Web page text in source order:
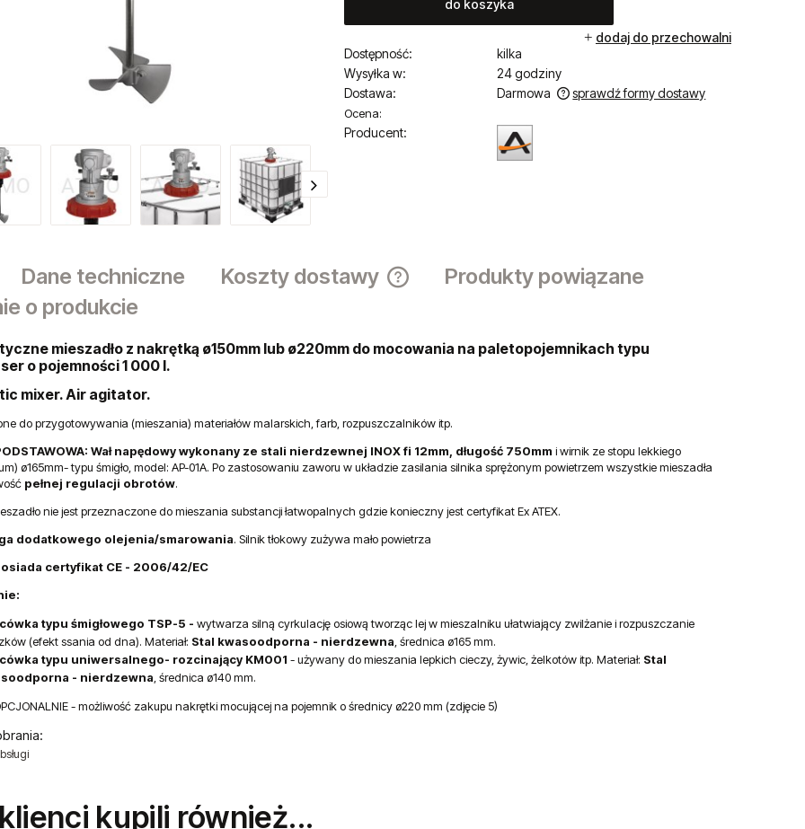
do koszyka
dodaj do przechowalni
Dostępność:
kilka
Wysyłka w:
24 godziny
Dostawa:
Darmowa
Cena nie zawiera ewentualnych kosztów
sprawdź formy dostawy
Ocena:
Producent:
Dane techniczne Koszty dostawy
płatności
Produkty powiązane
o produkcie
mieszadło z nakrętką ø150mm lub ø220mm do mocowania na paletopojemnikach typu
o pojemności 1 000 l.
mixer. Air agitator.
do przygotowywania (mieszania) materiałów malarskich, farb, rozpuszczalników itp.
Wał napędowy wykonany ze stali nierdzewnej INOX fi 12mm, długość 750mm i wirnik ze stopu lekkiego
ø165mm- typu śmigło, model: AP-01A. Po zastosowaniu zaworu w układzie zasilania silnika sprężonym powietrzem wszystkie mieszadła
pełnej regulacji obrotów.
nie jest przeznaczone do mieszania substancjiłatwopalnych gdzie konieczny jest certyfikat Ex ATEX.
dodatkowego olejenia/smarowania. Silnik tłokowy zużywa mało powietrza
certyfikat CE - 2006/42/EC
typu śmigłowego TSP-5 - wytwarza silną cyrkulację osiową tworząc lej w mieszalniku ułatwiający zwilżanie i rozpuszczanie
(efekt ssania od dna). Materiał: Stal kwasoodporna - nierdzewna , średnica ø165 mm.
typu uniwersalnego- rozcinający KM001 - używany do mieszania lepkich cieczy, żywic, żelkotów itp. Materiał: Stal
- nierdzewna , średnica ø140 mm.
- możliwość zakupu nakrętki mocującej na pojemnik o średnicy ø220 mm (zdjęcie 5)
kupili również...